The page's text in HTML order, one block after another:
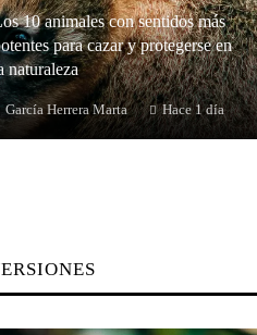
10 animales con sentidos más
para cazar y protegerse en
naturaleza
García Herrera Marta Hace 1 día